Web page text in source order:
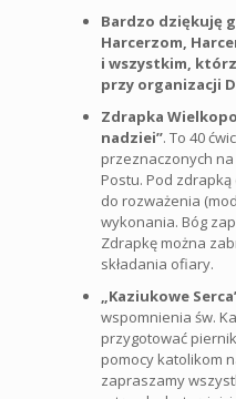
Bardzo dziękuję
Harcerzom,
i wszystkim,
przy organizacji
Zdrapka
nadziei”. To 40
przeznaczonych
Postu. Pod
do rozważenia
wykonania. Bóg
Zdrapkę można
składania ofiary.
„Kaziukowe
wspomnienia św.
przygotować
pomocy katolikom
zapraszamy